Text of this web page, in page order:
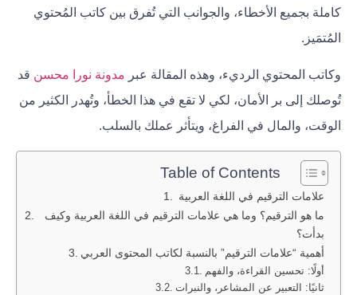
كاملة بجميع الأخطاء، والجوانب التي تُفرق بين كاتب المُحتوي
المُتمَيز.
وكاتب المحتوي الرديء، وهذه المقالة عبر مدونة نورا محسنقد
تُوصلك إلى بر الأمان، لكي لا تقع في هذا الخطأ، وتُهدر الكثير من
الوقت، والمال في الفراغ، ويتأثر عملك بالسلب.
Table of Contents
علامات الترقيم في اللغة العربية
ما هو الترقيم؟ وما هي علامات الترقيم في اللغة العربية وكيف
بدأت؟
أهمية “علامات الترقيم” بالنسبة لكاتب المحتوى العربي
أولًا: تحسين القراءة، والفهم
ثانيًا: التعبير عن المشاعر، والنبرات